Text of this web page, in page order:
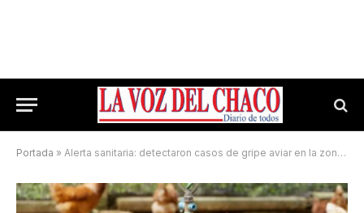
Portada » Alerta sanitaria: detectaron casos de gripe aviar en la zona rural de Tres Isletas